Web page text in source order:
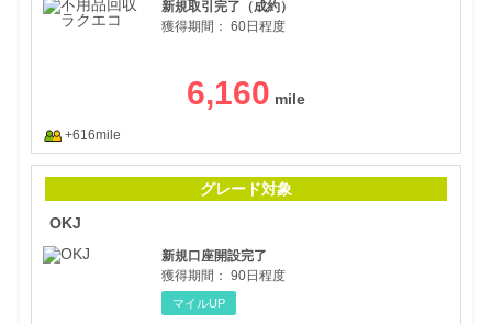
新規取引完了（成約）
獲得期間： 60日程度
6,160
+616mile
グレード対象
OKJ
新規口座開設完了
獲得期間： 90日程度
マイルUP